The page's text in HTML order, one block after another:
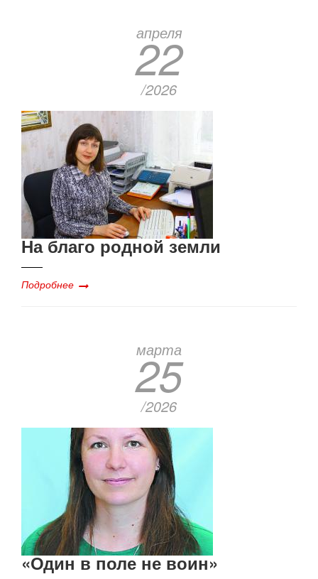
апреля
22
/2026
На благо родной земли
Подробнее
марта
25
/2026
«Один в поле не воин»